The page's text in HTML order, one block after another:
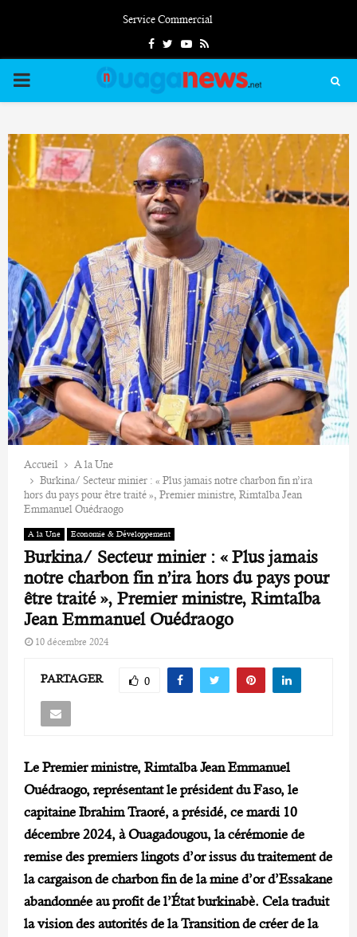
Service Commercial
FacebookTwitterYoutube
Rss
PRIMARY
Accueil
A la Une
Burkina/ Secteur minier : « Plus jamais notre charbon fin n’ira
hors du pays pour être traité », Premier ministre, Rimtalba Jean
Emmanuel Ouédraogo
A la Une Economie & Développement
Burkina/ Secteur minier : « Plus jamais
notre charbon fin n’ira hors du pays pour
être traité », Premier ministre, Rimtalba
Jean Emmanuel Ouédraogo
10 décembre 2024
PARTAGER 0
Le Premier ministre, Rimtalba Jean Emmanuel
Ouédraogo, représentant le président du Faso, le
capitaine Ibrahim Traoré, a présidé, ce mardi 10
décembre 2024, à Ouagadougou, la cérémonie de
remise des premiers lingots d’or issus du traitement de
la cargaison de charbon fin de la mine d’or d’Essakane
abandonnée au profit de l’État burkinabè. Cela traduit
la vision des autorités de la Transition de créer de la